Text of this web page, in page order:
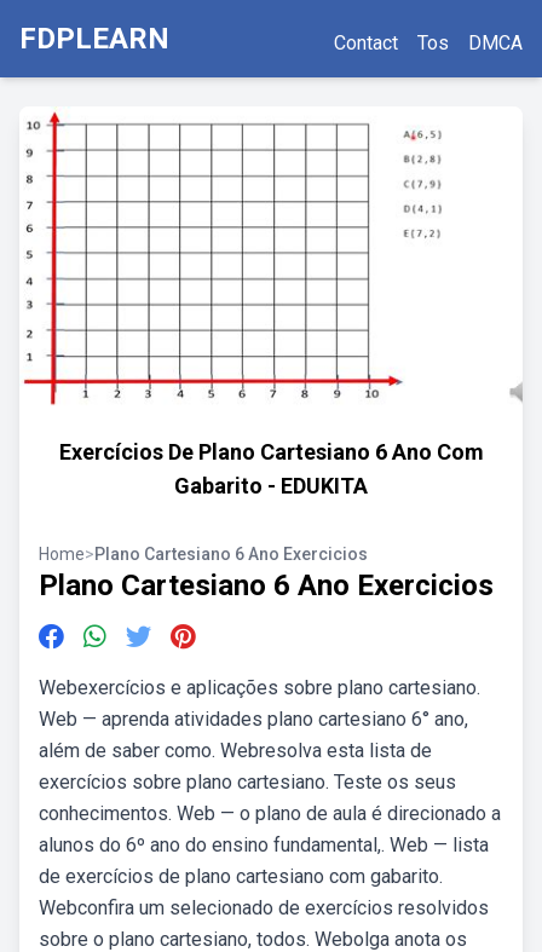
FDPLEARN Contact Tos DMCA
Exercícios De Plano Cartesiano 6 Ano Com
Gabarito - EDUKITA
Home>Plano Cartesiano 6 Ano Exercicios
Plano Cartesiano 6 Ano Exercicios
Webexercícios e aplicações sobre plano cartesiano.
Web — aprenda atividades plano cartesiano 6° ano,
além de saber como. Webresolva esta lista de
exercícios sobre plano cartesiano. Teste os seus
conhecimentos. Web — o plano de aula é direcionado a
alunos do 6º ano do ensino fundamental,. Web — lista
de exercícios de plano cartesiano com gabarito.
Webconfira um selecionado de exercícios resolvidos
sobre o plano cartesiano, todos. Webolga anota os